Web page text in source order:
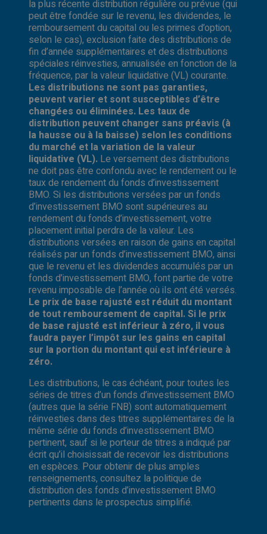
la plus récente distribution régulière ou prévue (qui
peut être fondée sur le revenu, les dividendes, le
remboursement du capital ou les primes d’option,
selon le cas), exclusion faite des distributions de
fin d’année supplémentaires et des distributions
spéciales réinvesties, annualisée en fonction de la
fréquence, par la valeur liquidative (VL) courante.
Les distributions ne sont pas garanties,
peuvent varier et sont susceptibles d’être
changées ou éliminées. Les taux de
distribution peuvent changer sans préavis (à
la hausse ou à la baisse) selon les conditions
du marché et la variation de la valeur
liquidative (VL). Le versement des distributions
ne doit pas être confondu avec le rendement ou le
taux de rendement du fonds d’investissement
BMO. Si les distributions versées par un fonds
d’investissement BMO sont supérieures au
rendement du fonds d’investissement, votre
placement initial perdra de la valeur. Les
distributions versées en raison de gains en capital
réalisés par un fonds d’investissement BMO, ainsi
que le revenu et les dividendes accumulés par un
fonds d’investissement BMO, font partie de votre
revenu imposable de l’année où ils ont été versés.
Le prix de base rajusté est réduit du montant
de tout remboursement de capital. Si le prix
de base rajusté est inférieur à zéro, il vous
faudra payer l’impôt sur les gains en capital
sur la portion du montant qui est inférieure à
zéro.
Les distributions, le cas échéant, pour toutes les
séries de titres d’un fonds d’investissement BMO
(autres que la série FNB) sont automatiquement
réinvesties dans des titres supplémentaires de la
même série du fonds d’investissement BMO
pertinent, sauf si le porteur de titres a indiqué par
écrit qu’il choisissait de recevoir les distributions
en espèces. Pour obtenir de plus amples
renseignements, consultez la politique de
distribution des fonds d’investissement BMO
pertinents dans le prospectus simplifié.